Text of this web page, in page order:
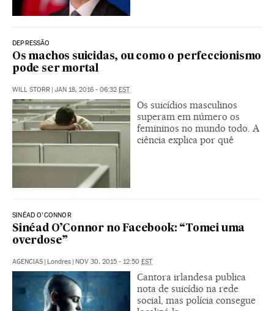
DEPRESSÃO
Os machos suicidas, ou como o perfeccionismo
pode ser mortal
WILL STORR | JAN 18, 2016 - 06:32 EST
Os suicídios masculinos
superam em número os
femininos no mundo todo. A
ciência explica por quê
SINÉAD O’CONNOR
Sinéad O’Connor no Facebook: “Tomei uma
overdose”
AGENCIAS | Londres | NOV 30, 2015 - 12:50 EST
Cantora irlandesa publica
nota de suicídio na rede
social, mas polícia consegue